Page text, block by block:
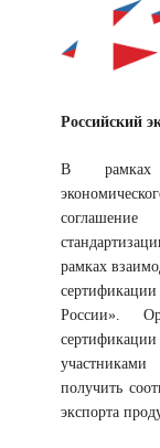
Российский
В рамках
рамках
России».
получить
экспорта